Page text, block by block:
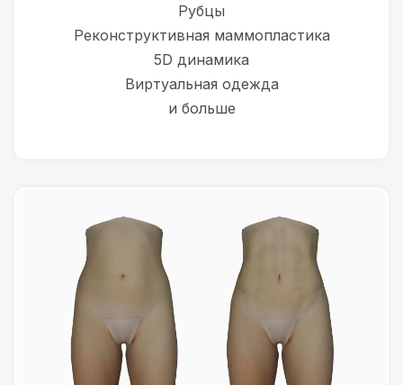
Рубцы
Реконструктивная маммопластика
5D динамика
Виртуальная одежда
и больше